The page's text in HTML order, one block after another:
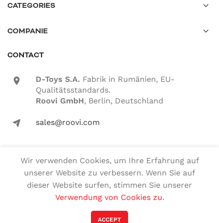
CATEGORIES
COMPANIE
CONTACT
location-icon D-Toys S.A. Fabrik in Rumänien, EU-
Qualitätsstandards.
Roovi GmbH, Berlin, Deutschland
mail-icon sales@roovi.com
Alle Rechte vorbehalten
Wir verwenden Cookies, um Ihre Erfahrung auf
unserer Website zu verbessern. Wenn Sie auf
dieser Website surfen, stimmen Sie unserer
Verwendung von Cookies zu.
ACCEPT
Deutsch English(Englisch
Rumänisch)